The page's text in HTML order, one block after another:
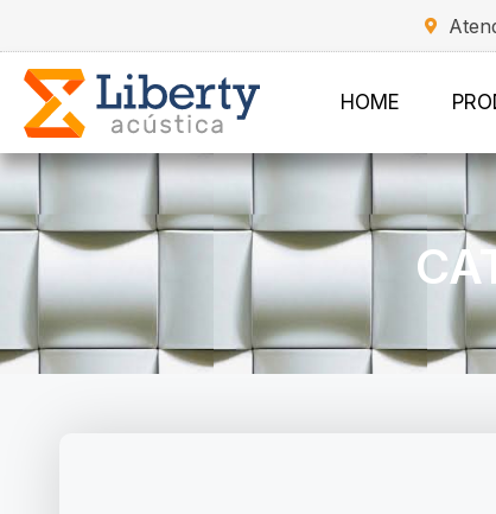
HOME